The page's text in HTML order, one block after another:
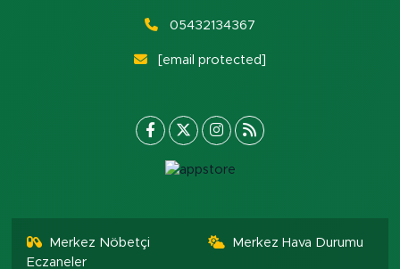
05432134367
[email protected]
Merkez Nöbetçi
Eczaneler
Merkez Hava Durumu